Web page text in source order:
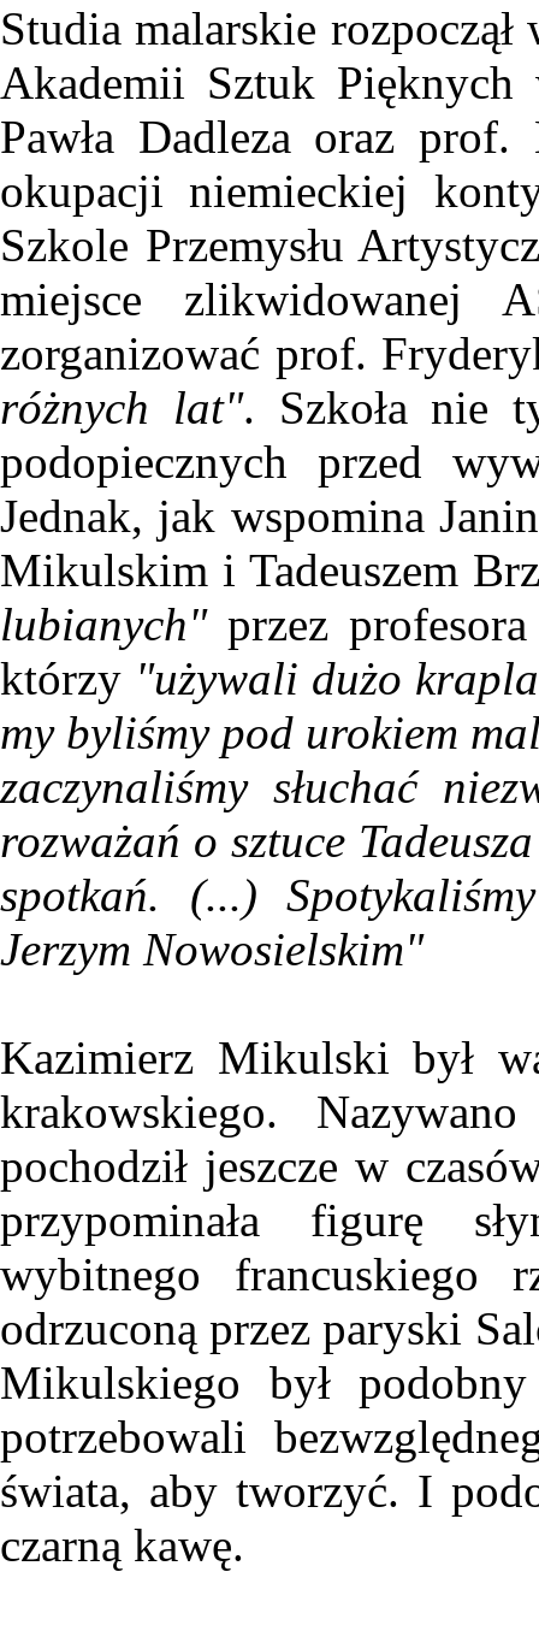
Studia malarskie
Akademii Sztuk
Pawła Dadleza oraz
okupacji niemieckiej
Szkole Przemysłu
miejsce
zorganizować prof.
różnych lat". Szkoła nie
podopiecznych przed
Jednak, jak wspomina
Mikulskim i Tadeuszem
lubianych"przez
którzy "używali dużo
my byliśmy pod urokiem
zaczynaliśmy słuchać
rozważań o sztuce
spotkań. (...)
Jerzym Nowosielskim"
Kazimierz Mikulski był
krakowskiego.
pochodził jeszcze w
przypominała figurę
wybitnego francuskiego
odrzuconą przez paryski
Mikulskiego był
potrzebowali
świata, aby tworzyć. I
czarną kawę.